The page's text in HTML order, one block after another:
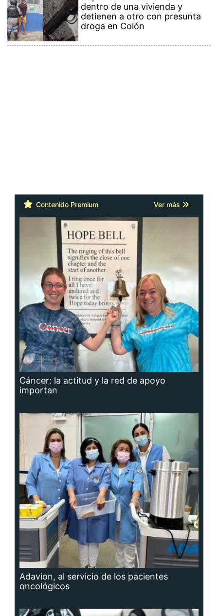
dentro de una vivienda y
detienen a otro con presunta
droga en Colón
Contenido Premium Ver más
Cáncer: la actitud y la red de apoyo
importan
Adavion, al servicio de los pacientes
oncológicos